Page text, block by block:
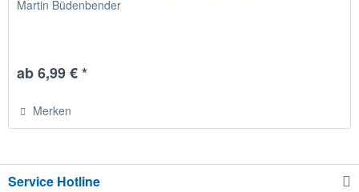
Martin Büdenbender
ab 6,99 € *
Merken
Service Hotline